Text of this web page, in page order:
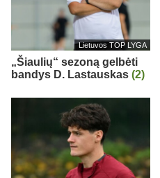
Lietuvos TOP LYGA
„Šiaulių“ sezoną gelbėti
bandys D. Lastauskas (2)